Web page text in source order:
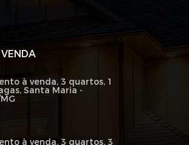
à venda, 3 quartos, 1
Santa Maria -
à venda, 3 quartos, 3